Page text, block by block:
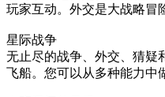
玩家互动。外交是大战略冒
星际战争
无止尽的战争、外交、猜疑
飞船。您可以从多种能力中